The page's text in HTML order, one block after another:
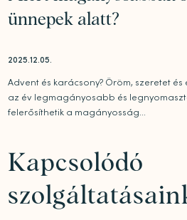
ünnepek alatt?
2025.12.05.
Advent és karácsony? Öröm, szeretet és
az év legmagányosabb és
felerősíthetik a magányosság...
Kapcsolódó